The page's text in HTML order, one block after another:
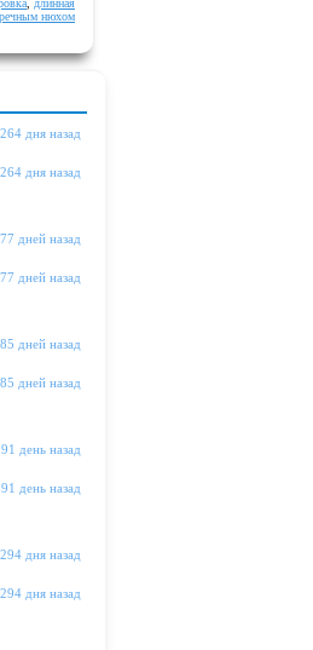
длинная
нюхом
264 дня назад
264 дня назад
дней назад
дней назад
дней назад
дней назад
день назад
день назад
294 дня назад
294 дня назад